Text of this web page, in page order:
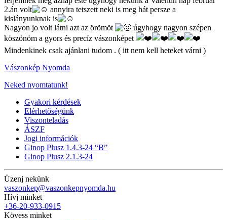
2.án volt
annyira tetszett neki is meg hát persze a
kislányunknak is
Nagyon jo volt látni azt az örömöt
úgyhogy nagyon szépen
köszönöm a gyors és precíz vászonképet
Mindenkinek csak ajánlani tudom . ( itt nem kell heteket várni )
Vászonkép Nyomda
Neked nyomtatunk!
Gyakori kérdések
Elérhetőségünk
Viszonteladás
ÁSZF
Jogi információk
Ginop Plusz 1.4.3-24 “B”
Ginop Plusz 2.1.3-24
Üzenj nekünk
vaszonkep@vaszonkepnyomda.hu
Hívj minket
+36-20-933-0915
Kövess minket